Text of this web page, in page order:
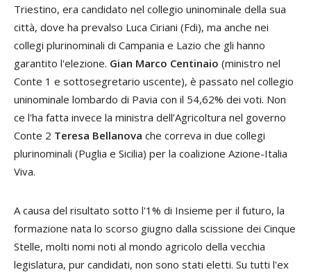
Triestino, era candidato nel collegio uninominale della sua
città, dove ha prevalso Luca Ciriani (Fdi), ma anche nei
collegi plurinominali di Campania e Lazio che gli hanno
garantito l'elezione. Gian Marco Centinaio (ministro nel
Conte 1 e sottosegretario uscente), è passato nel collegio
uninominale lombardo di Pavia con il 54,62% dei voti. Non
ce l'ha fatta invece la ministra dell’Agricoltura nel governo
Conte 2 Teresa Bellanova che correva in due collegi
plurinominali (Puglia e Sicilia) per la coalizione Azione-Italia
Viva.
A causa del risultato sotto l'1% di Insieme per il futuro, la
formazione nata lo scorso giugno dalla scissione dei Cinque
Stelle, molti nomi noti al mondo agricolo della vecchia
legislatura, pur candidati, non sono stati eletti. Su tutti l'ex